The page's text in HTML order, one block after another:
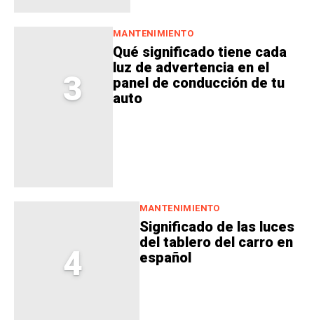
3
MANTENIMIENTO
Qué significado tiene cada
luz de advertencia en el
panel de conducción de tu
auto
4
MANTENIMIENTO
Significado de las luces
del tablero del carro en
español